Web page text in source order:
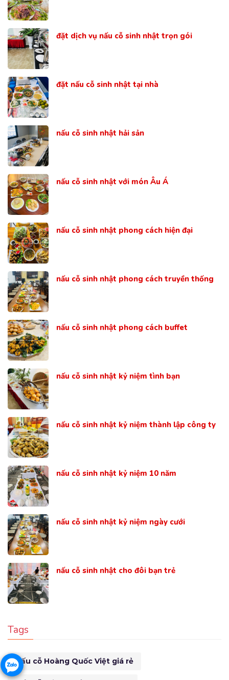
đặt dịch vụ nấu cỗ sinh nhật trọn gói
đặt nấu cỗ sinh nhật tại nhà
nấu cỗ sinh nhật hải sản
nấu cỗ sinh nhật với món Âu Á
nấu cỗ sinh nhật phong cách hiện đại
nấu cỗ sinh nhật phong cách truyền thống
nấu cỗ sinh nhật phong cách buffet
nấu cỗ sinh nhật kỷ niệm tình bạn
nấu cỗ sinh nhật kỷ niệm thành lập công ty
nấu cỗ sinh nhật kỷ niệm 10 năm
nấu cỗ sinh nhật kỷ niệm ngày cưới
nấu cỗ sinh nhật cho đôi bạn trẻ
Tags
Nấu cỗ Hoàng Quốc Việt giá rẻ